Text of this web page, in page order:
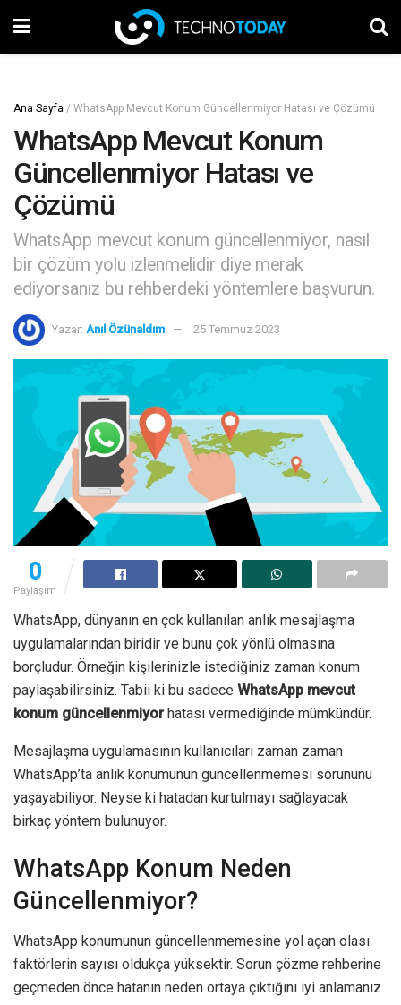
Ana Sayfa / WhatsApp Mevcut Konum Güncellenmiyor Hatası ve Çözümü
WhatsApp Mevcut Konum
Güncellenmiyor Hatası ve
Çözümü
WhatsApp mevcut konum güncellenmiyor, nasıl
bir çözüm yolu izlenmelidir diye merak
ediyorsanız bu rehberdeki yöntemlere başvurun.
Yazar: Anıl Özünaldım 25 Temmuz 2023
0
Paylaşım
WhatsApp, dünyanın en çok kullanılan anlık mesajlaşma
uygulamalarından biridir ve bunu çok yönlü olmasına
borçludur. Örneğin kişilerinizle istediğiniz zaman konum
paylaşabilirsiniz. Tabii ki bu sadece WhatsApp mevcut
konum güncellenmiyorhatası vermediğinde mümkündür.
Mesajlaşma uygulamasının kullanıcıları zaman zaman
WhatsApp’ta anlık konumunun güncellenmemesi sorununu
yaşayabiliyor. Neyse ki hatadan kurtulmayı sağlayacak
birkaç yöntem bulunuyor.
WhatsApp Konum Neden
Güncellenmiyor?
WhatsApp konumunun güncellenmemesine yol açan olası
faktörlerin sayısı oldukça yüksektir. Sorun çözme rehberine
geçmeden önce hatanın neden ortaya çıktığını iyi anlamanız